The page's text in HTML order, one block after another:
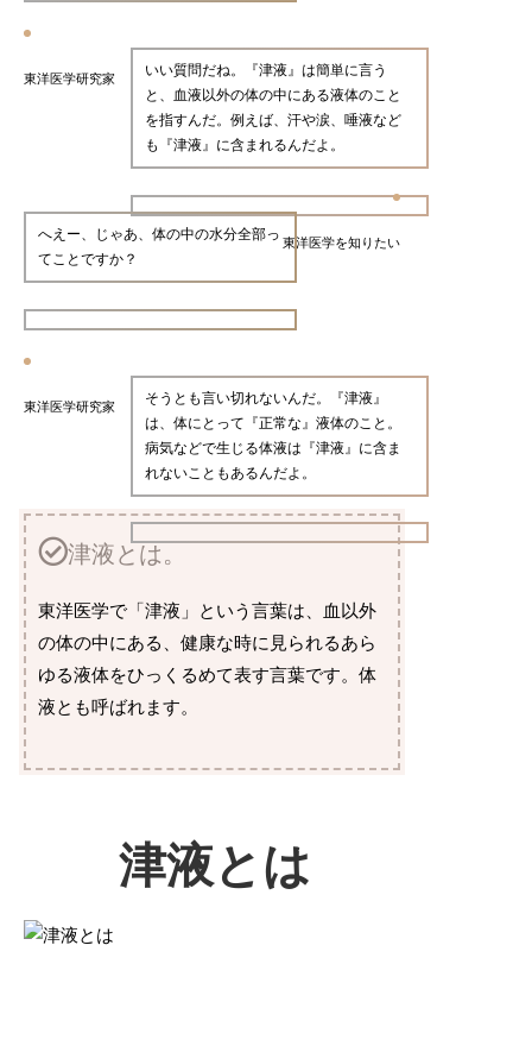
東洋医学研究家
いい質問だね。『津液』は簡単に言う
と、血液以外の体の中にある液体のこと
を指すんだ。例えば、汗や涙、唾液など
も『津液』に含まれるんだよ。
東洋医学を知りたい
へえー、じゃあ、体の中の水分全部っ
てことですか？
東洋医学研究家
そうとも言い切れないんだ。『津液』
は、体にとって『正常な』液体のこと。
病気などで生じる体液は『津液』に含ま
れないこともあるんだよ。
津液とは。
東洋医学で「津液」という言葉は、血以外
の体の中にある、健康な時に見られるあら
ゆる液体をひっくるめて表す言葉です。体
液とも呼ばれます。
津液とは